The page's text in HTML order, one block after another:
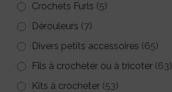
Crochets Furls (5)
Dérouleurs (7)
Divers petits accessoires (65)
Fils à crocheter ou à tricoter (63)
Kits à crocheter (53)